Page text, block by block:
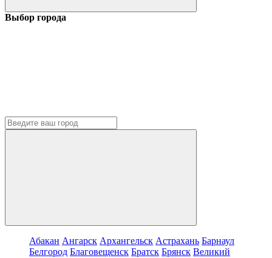
Выбор города
Абакан Ангарск Архангельск Астрахань Барнаул
Белгород Благовещенск Братск Брянск Великий